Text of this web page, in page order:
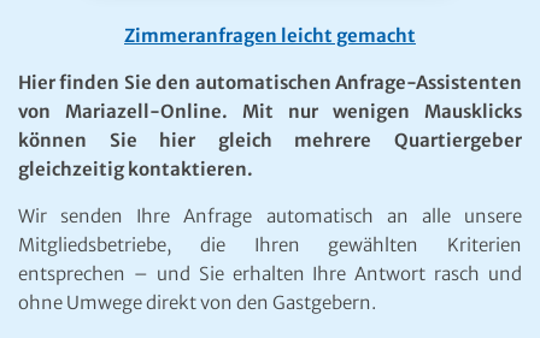
Zimmeranfragen leicht gemacht
Hier finden Sie den automatischen Anfrage-Assistenten
von Mariazell-Online. Mit nur wenigen Mausklicks
können Sie hier gleich mehrere Quartiergeber
gleichzeitig kontaktieren.
Wir senden Ihre Anfrage automatisch an alle unsere
Mitgliedsbetriebe, die Ihren gewählten Kriterien
entsprechen – und Sie erhalten Ihre Antwort rasch und
ohne Umwege direkt von den Gastgebern.